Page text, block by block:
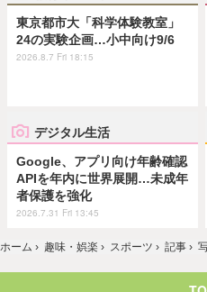
東京都市大「科学体験教室」
24の実験企画…小中向け9/6
2026.8.7 Fri 18:15
デジタル生活
Google、アプリ向け年齢確認
APIを年内に世界展開…未成年
者保護を強化
2026.7.31 Fri 13:45
ホーム › 趣味・娯楽 › スポーツ › 記事 ›